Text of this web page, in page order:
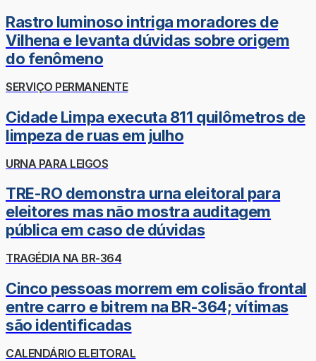
Rastro luminoso intriga moradores de
Vilhena e levanta dúvidas sobre origem
do fenômeno
SERVIÇO PERMANENTE
Cidade Limpa executa 811 quilômetros de
limpeza de ruas em julho
URNA PARA LEIGOS
TRE-RO demonstra urna eleitoral para
eleitores mas não mostra auditagem
pública em caso de dúvidas
TRAGÉDIA NA BR-364
Cinco pessoas morrem em colisão frontal
entre carro e bitrem na BR-364; vítimas
são identificadas
CALENDÁRIO ELEITORAL